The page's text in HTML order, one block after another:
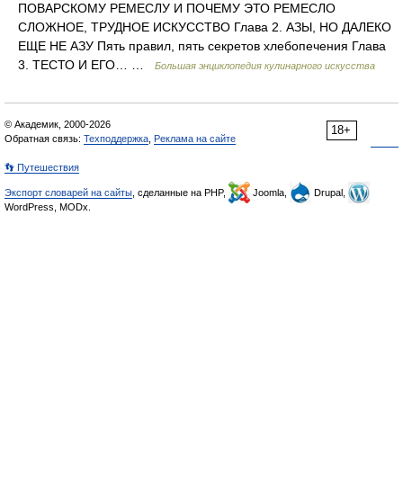
ПОВАРСКОМУ РЕМЕСЛУ И ПОЧЕМУ ЭТО РЕМЕСЛО
СЛОЖНОЕ, ТРУДНОЕ ИСКУССТВО Глава 2. АЗЫ, НО ДАЛЕКО
ЕЩЕ НЕ АЗУ Пять правил, пять секретов хлебопечения Глава
3. ТЕСТО И ЕГО… …
Большая энциклопедия кулинарного искусства
18+
© Академик, 2000-2026
Обратная связь: Техподдержка Реклама на сайте
👣 Путешествия
Экспорт словарей на сайты , сделанные на PHP, Joomla,
Drupal,
WordPress, MODx.